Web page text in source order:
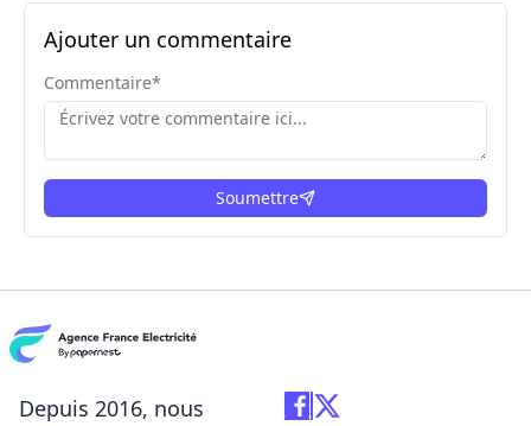
Ajouter un commentaire
Commentaire*
Soumettre
Depuis 2016, nous